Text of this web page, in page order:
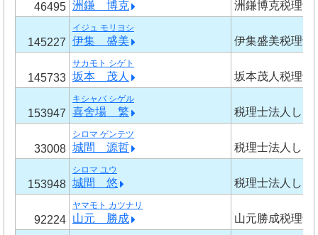
46495 洲鎌 博克 洲鎌博克税理士
145227
イジュ モリヨシ
伊集 盛美 伊集盛美税理士
145733
サカモト シゲト
坂本 茂人 坂本茂人税理士
153947
キシャバ シゲル
喜舍場 繁 税理士法人しろ
33008
シロマ ゲンテツ
城間 源哲 税理士法人しろ
153948
シロマ ユウ
城間 悠 税理士法人しろ
92224
ヤマモト カツナリ
山元 勝成 山元勝成税理士